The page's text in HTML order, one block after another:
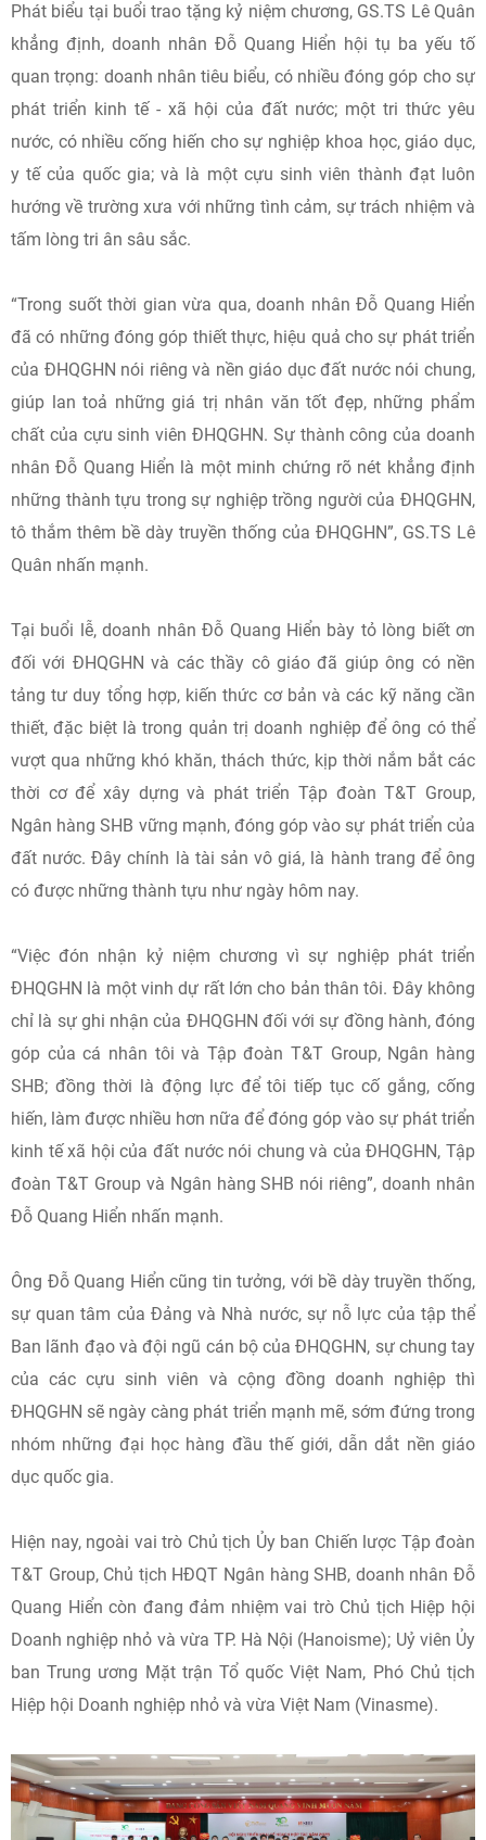
Phát biểu tại buổi trao tặng kỷ niệm chương, GS.TS Lê Quân
khẳng định, doanh nhân Đỗ Quang Hiển hội tụ ba yếu tố
quan trọng: doanh nhân tiêu biểu, có nhiều đóng góp cho sự
phát triển kinh tế - xã hội của đất nước; một tri thức yêu
nước, có nhiều cống hiến cho sự nghiệp khoa học, giáo dục,
y tế của quốc gia; và là một cựu sinh viên thành đạt luôn
hướng về trường xưa với những tình cảm, sự trách nhiệm và
tấm lòng tri ân sâu sắc.
“Trong suốt thời gian vừa qua, doanh nhân Đỗ Quang Hiển
đã có những đóng góp thiết thực, hiệu quả cho sự phát triển
của ĐHQGHN nói riêng và nền giáo dục đất nước nói chung,
giúp lan toả những giá trị nhân văn tốt đẹp, những phẩm
chất của cựu sinh viên ĐHQGHN. Sự thành công của doanh
nhân Đỗ Quang Hiển là một minh chứng rõ nét khẳng định
những thành tựu trong sự nghiệp trồng người của ĐHQGHN,
tô thắm thêm bề dày truyền thống của ĐHQGHN”, GS.TS Lê
Quân nhấn mạnh.
Tại buổi lễ, doanh nhân Đỗ Quang Hiển bày tỏ lòng biết ơn
đối với ĐHQGHN và các thầy cô giáo đã giúp ông có nền
tảng tư duy tổng hợp, kiến thức cơ bản và các kỹ năng cần
thiết, đặc biệt là trong quản trị doanh nghiệp để ông có thể
vượt qua những khó khăn, thách thức, kịp thời nắm bắt các
thời cơ để xây dựng và phát triển Tập đoàn T&T Group,
Ngân hàng SHB vững mạnh, đóng góp vào sự phát triển của
đất nước. Đây chính là tài sản vô giá, là hành trang để ông
có được những thành tựu như ngày hôm nay.
“Việc đón nhận kỷ niệm chương vì sự nghiệp phát triển
ĐHQGHN là một vinh dự rất lớn cho bản thân tôi. Đây không
chỉ là sự ghi nhận của ĐHQGHN đối với sự đồng hành, đóng
góp của cá nhân tôi và Tập đoàn T&T Group, Ngân hàng
SHB; đồng thời là động lực để tôi tiếp tục cố gắng, cống
hiến, làm được nhiều hơn nữa để đóng góp vào sự phát triển
kinh tế xã hội của đất nước nói chung và của ĐHQGHN, Tập
đoàn T&T Group và Ngân hàng SHB nói riêng”, doanh nhân
Đỗ Quang Hiển nhấn mạnh.
Ông Đỗ Quang Hiển cũng tin tưởng, với bề dày truyền thống,
sự quan tâm của Đảng và Nhà nước, sự nỗ lực của tập thể
Ban lãnh đạo và đội ngũ cán bộ của ĐHQGHN, sự chung tay
của các cựu sinh viên và cộng đồng doanh nghiệp thì
ĐHQGHN sẽ ngày càng phát triển mạnh mẽ, sớm đứng trong
nhóm những đại học hàng đầu thế giới, dẫn dắt nền giáo
dục quốc gia.
Hiện nay, ngoài vai trò Chủ tịch Ủy ban Chiến lược Tập đoàn
T&T Group, Chủ tịch HĐQT Ngân hàng SHB, doanh nhân Đỗ
Quang Hiển còn đang đảm nhiệm vai trò Chủ tịch Hiệp hội
Doanh nghiệp nhỏ và vừa TP. Hà Nội (Hanoisme); Uỷ viên Ủy
ban Trung ương Mặt trận Tổ quốc Việt Nam, Phó Chủ tịch
Hiệp hội Doanh nghiệp nhỏ và vừa Việt Nam (Vinasme).